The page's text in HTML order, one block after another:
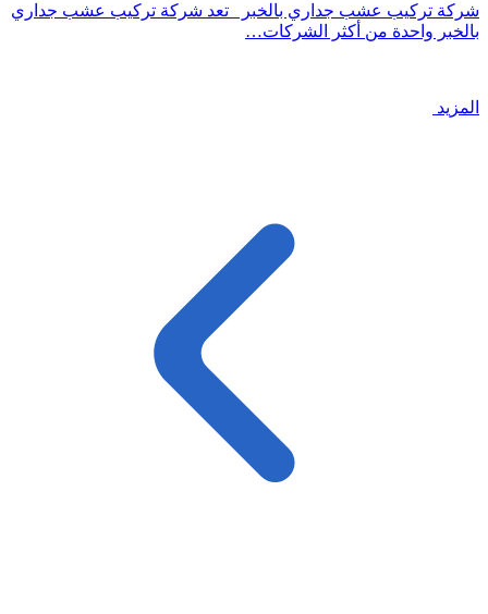
شركة تركيب عشب جداري بالخبر تعد شركة تركيب عشب جداري
بالخبر واحدة من أكثر الشركات…
المزيد